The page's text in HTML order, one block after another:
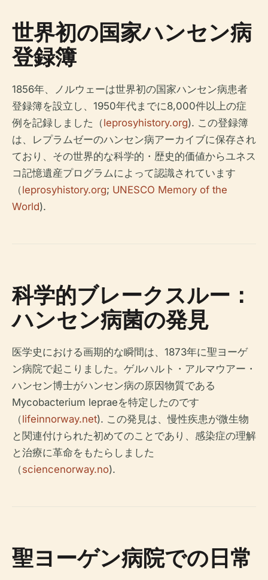
世界初の国家ハンセン病
登録簿
1856年、ノルウェーは世界初の国家ハンセン病患者
登録簿を設立し、1950年代までに8,000件以上の症
例を記録しました（leprosyhistory.org). この登録簿
は、レプラムゼーのハンセン病アーカイブに保存され
ており、その世界的な科学的・歴史的価値からユネス
コ記憶遺産プログラムによって認識されています
（leprosyhistory.org; UNESCO Memory of the
World).
科学的ブレークスルー：
ハンセン病菌の発見
医学史における画期的な瞬間は、1873年に聖ヨーゲ
ン病院で起こりました。ゲルハルト・アルマウアー・
ハンセン博士がハンセン病の原因物質である
Mycobacterium lepraeを特定したのです
（lifeinnorway.net). この発見は、慢性疾患が微生物
と関連付けられた初めてのことであり、感染症の理解
と治療に革命をもたらしました
（sciencenorway.no).
聖ヨーゲン病院での日常